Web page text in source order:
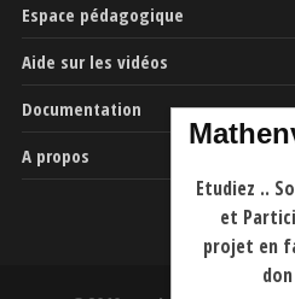
Espace pédagogique
Aide sur les vidéos
Documentation
A propos
Etudiez ..
et
projet en